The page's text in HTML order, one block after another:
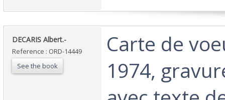
‎DECARIS Albert.-‎
Reference : ORD-14449
See the book
‎Carte de
1974,